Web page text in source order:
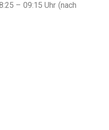
– 09:15 Uhr (nach